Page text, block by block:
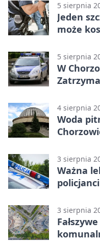
5 sierpnia
Jeden
może
5 sierpnia
W
4 sierpnia
Woda
3 sierpnia
Ważna
3 sierpnia